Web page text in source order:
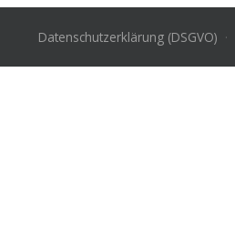
Datenschutzerklärung (DSGVO) ·